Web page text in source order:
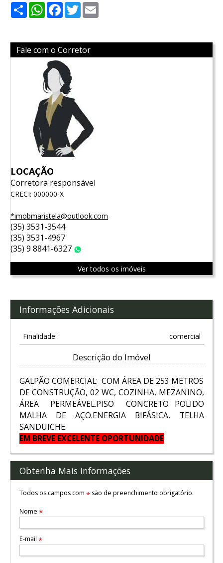
ShareWhatsApp
Facebook
Twitter
Fale com o Corretor
LOCAÇÃO
Corretora responsável
CRECI: 000000-X
*imobmaristela@outlook.com
(35) 3531-3544
(35) 3531-4967
(35) 9 8841-6327
Ver todos os imóveis
Informações Adicionais
Finalidade: comercial
Descrição do Imóvel
GALPÃO COMERCIAL: COM ÁREA DE 253 METROS
DE CONSTRUÇÃO, 02 WC, COZINHA, MEZANINO,
ÁREA PERMEÁVEL.PISO CONCRETO POLIDO
MALHA DE AÇO.ENERGIA BIFÁSICA, TELHA
SANDUICHE.
EM BREVE EXCELENTE OPORTUNIDADE
Obtenha Mais Informações
Todos os campos com *são de preenchimento obrigatório.
Nome *
E-mail *